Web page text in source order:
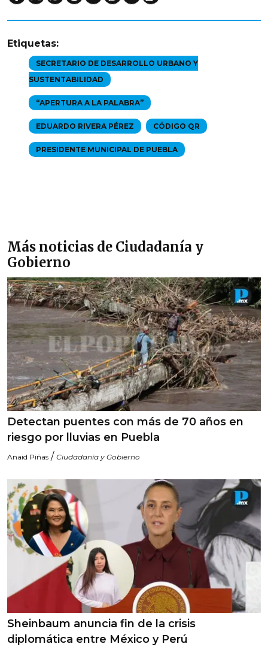
Etiquetas:
SECRETARIO DE DESARROLLO URBANO Y
SUSTENTABILIDAD
“APERTURA A LA PALABRA”
EDUARDO RIVERA PÉREZ CÓDIGO QR
PRESIDENTE MUNICIPAL DE PUEBLA
Más noticias de Ciudadanía y
Gobierno
Detectan puentes con más de 70 años en
riesgo por lluvias en Puebla
Anaid Piñas / Ciudadanía y Gobierno
Sheinbaum anuncia fin de la crisis
diplomática entre México y Perú